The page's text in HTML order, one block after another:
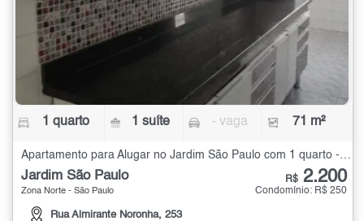
1 quarto 1 suíte - vaga 71 m²
Jardim São Paulo
Zona Norte - São Paulo
Rua Almirante Noronha, 253
R$ 2.200
Condomínio: R$ 250